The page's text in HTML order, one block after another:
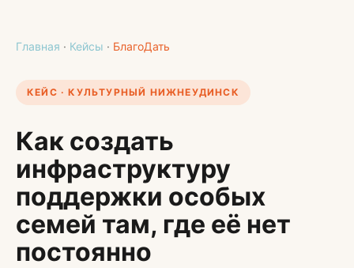
Главная · Кейсы · БлагоДать
КЕЙС · КУЛЬТУРНЫЙ НИЖНЕУДИНСК
Как создать
инфраструктуру
поддержки особых
семей там, где её нет
постоянно